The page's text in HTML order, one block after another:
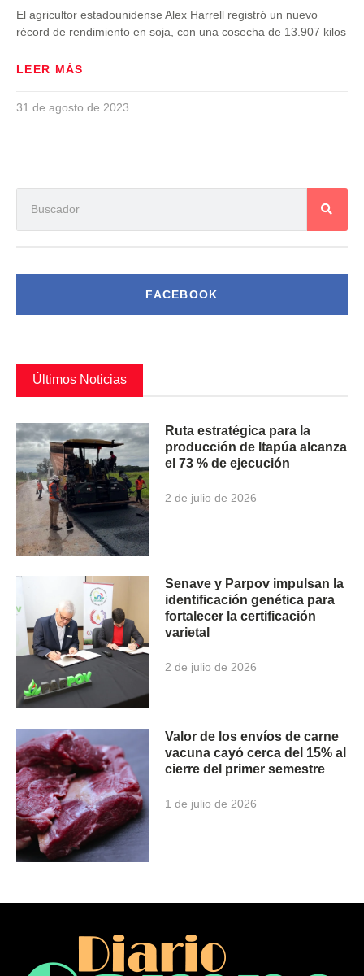
El agricultor estadounidense Alex Harrell registró un nuevo
récord de rendimiento en soja, con una cosecha de 13.907 kilos
LEER MÁS
31 de agosto de 2023
FACEBOOK
Últimos Noticias
Ruta estratégica para la
producción de Itapúa alcanza
el 73 % de ejecución
2 de julio de 2026
Senave y Parpov impulsan la
identificación genética para
fortalecer la certificación
varietal
2 de julio de 2026
Valor de los envíos de carne
vacuna cayó cerca del 15% al
cierre del primer semestre
1 de julio de 2026